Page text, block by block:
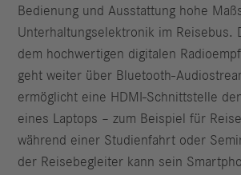
Bedienung und Ausstattung hohe
Unterhaltungselektronik im Reisebus.
dem hochwertigen digitalen
geht weiter über Bluetooth-
ermöglicht eine HDMI-Schnittstelle
eines Laptops – zum Beispiel für
während einer Studienfahrt oder
der Reisebegleiter kann sein